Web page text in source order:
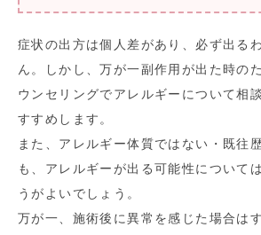
症状の出方は個人差があり、必ず出る
ん。しかし、万が一副作用が出た時の
ウンセリングでアレルギーについて相
すすめします。
また、アレルギー体質ではない・既往
も、アレルギーが出る可能性について
うがよいでしょう。
万が一、施術後に異常を感じた場合は